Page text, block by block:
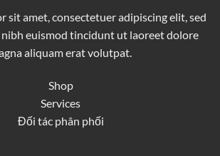
sit amet, consectetuer adipiscing elit, sed
euismod tincidunt ut laoreet dolore
aliquam erat volutpat.
Shop
Services
Đối tác phân phối